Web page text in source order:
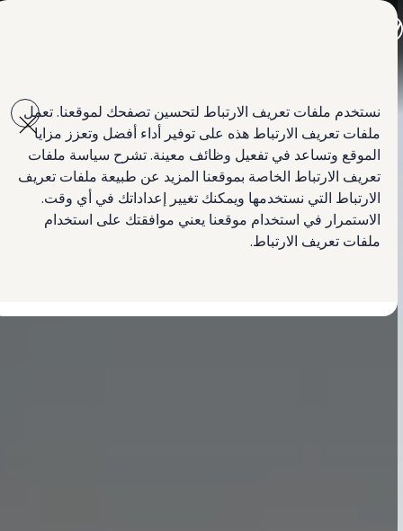
نستخدم ملفات تعريف الارتباط لتحسين تصفحك لموقعنا. تعمل
ملفات تعريف الارتباط هذه على توفير أداء أفضل وتعزز مزايا
الموقع وتساعد في تفعيل وظائف معينة. تشرح سياسة ملفات
تعريف الارتباط الخاصة بموقعنا المزيد عن طبيعة ملفات تعريف
الارتباط التي نستخدمها ويمكنك تغيير إعداداتك في أي وقت.
الاستمرار في استخدام موقعنا يعني موافقتك على استخدام
ملفات تعريف الارتباط.
main
content
footer
تي روك
تيغوان
تيرامونت
طوارق
أماروك
كادي كارغو
العروض
السيارات المستعملة
لمالكي وأصحاب السيارة
ابحث عن وكيل Volkswagen